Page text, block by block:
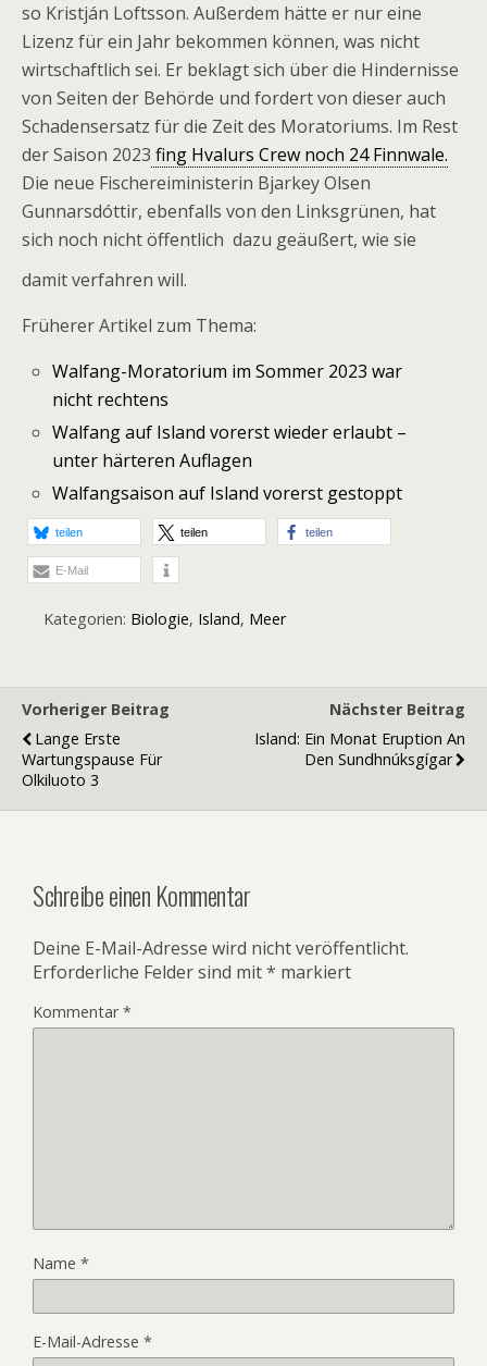
so Kristján Loftsson. Außerdem hätte er nur eine
Lizenz für ein Jahr bekommen können, was nicht
wirtschaftlich sei. Er beklagt sich über die Hindernisse
von Seiten der Behörde und fordert von dieser auch
Schadensersatz für die Zeit des Moratoriums. Im Rest
der Saison 2023 fing Hvalurs Crew noch 24 Finnwale.
Die neue Fischereiministerin Bjarkey Olsen
Gunnarsdóttir, ebenfalls von den Linksgrünen, hat
sich noch nicht öffentlich dazu geäußert, wie sie
damit verfahren will.
Früherer Artikel zum Thema:
Walfang-Moratorium im Sommer 2023 war
nicht rechtens
Walfang auf Island vorerst wieder erlaubt –
unter härteren Auflagen
Walfangsaison auf Island vorerst gestoppt
teilen teilen teilen
E-Mail
Kategorien: Biologie, Island, Meer
Vorheriger Beitrag
Lange Erste
Wartungspause Für
Olkiluoto 3
Nächster Beitrag
Island: Ein Monat Eruption An
Den Sundhnúksgígar
Schreibe einen Kommentar
Deine E-Mail-Adresse wird nicht veröffentlicht.
Erforderliche Felder sind mit* markiert
Kommentar*
Name *
E-Mail-Adresse *